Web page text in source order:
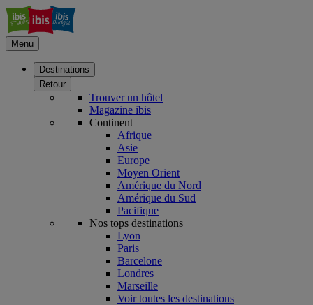
Menu
Destinations
Retour
Trouver un hôtel
Magazine ibis
Continent
Afrique
Asie
Europe
Moyen Orient
Amérique du Nord
Amérique du Sud
Pacifique
Nos tops destinations
Lyon
Paris
Barcelone
Londres
Marseille
Voir toutes les destinations